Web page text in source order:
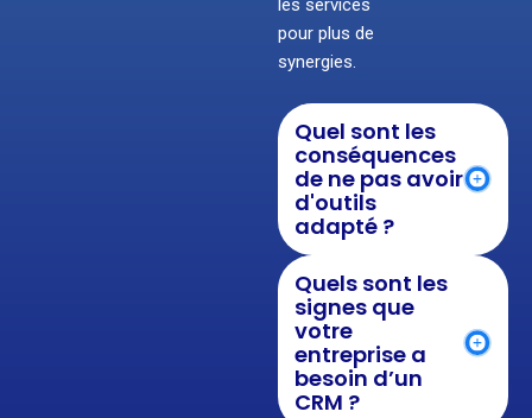
les services
pour plus de
synergies.
Quel sont les
conséquences
de ne pas avoir
d'outils
adapté ?
Quels sont les
signes que
votre
entreprise a
besoin d’un
CRM ?